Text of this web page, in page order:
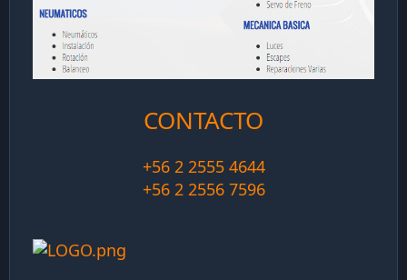
CONTACTO
+56 2 2555 4644
+56 2 2556 7596